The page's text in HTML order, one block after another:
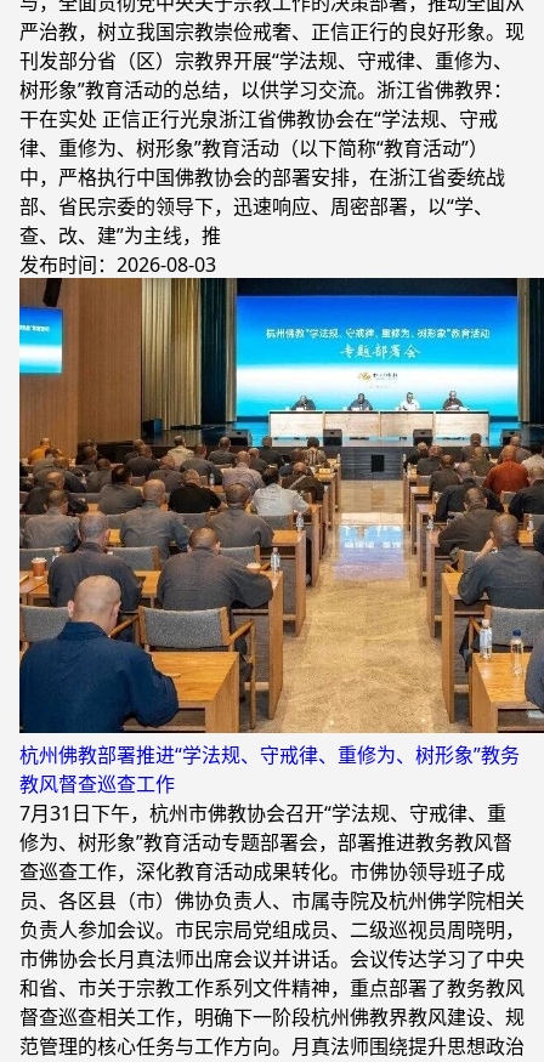
严治教，树立我国宗教崇俭戒奢、正信正行的良好形象。现
刊发部分省（区）宗教界开展“学法规、守戒律、重修为、
树形象”教育活动的总结，以供学习交流。浙江省佛教界：
干在实处 正信正行光泉浙江省佛教协会在“学法规、守戒
律、重修为、树形象”教育活动（以下简称“教育活动”）
中，严格执行中国佛教协会的部署安排，在浙江省委统战
部、省民宗委的领导下，迅速响应、周密部署，以“学、
查、改、建”为主线，推
发布时间：2026-08-03
杭州佛教部署推进“学法规、守戒律、重修为、树形象”教务
教风督查巡查工作
7月31日下午，杭州市佛教协会召开“学法规、守戒律、重
修为、树形象”教育活动专题部署会，部署推进教务教风督
查巡查工作，深化教育活动成果转化。市佛协领导班子成
员、各区县（市）佛协负责人、市属寺院及杭州佛学院相关
负责人参加会议。市民宗局党组成员、二级巡视员周晓明，
市佛协会长月真法师出席会议并讲话。会议传达学习了中央
和省、市关于宗教工作系列文件精神，重点部署了教务教风
督查巡查相关工作，明确下一阶段杭州佛教界教风建设、规
范管理的核心任务与工作方向。月真法师围绕提升思想政治